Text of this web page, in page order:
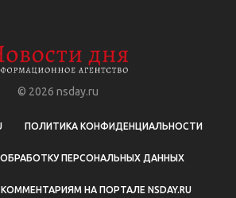
© 2026 nsday.ru
ПОЛИТИКА КОНФИДЕНЦИАЛЬНОСТИ
ОБРАБОТКУ ПЕРСОНАЛЬНЫХ ДАННЫХ
НА ПОРТАЛЕ NSDAY.RU